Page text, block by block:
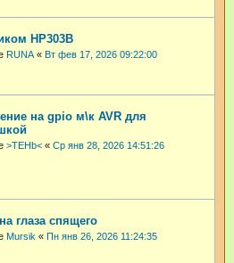
HP303B
RUNA « Вт фев 17, 2026 09:22:00
на gpio м\к AVR для
>TEHb< « Ср янв 28, 2026 14:51:26
глаза спящего
Mursik « Пн янв 26, 2026 11:24:35